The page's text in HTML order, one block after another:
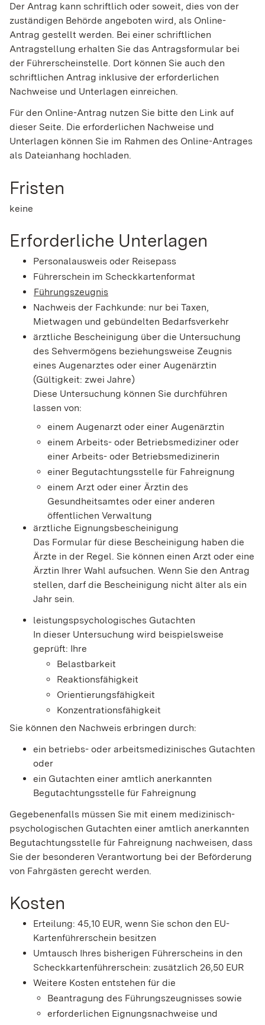
Der Antrag kann schriftlich oder soweit, dies von der
zuständigen Behörde angeboten wird, als Online-
Antrag gestellt werden. Bei einer schriftlichen
Antragstellung erhalten Sie das Antragsformular bei
der Führerscheinstelle. Dort können Sie auch den
schriftlichen Antrag inklusive der erforderlichen
Nachweise und Unterlagen einreichen.
Für den Online-Antrag nutzen Sie bitte den Link auf
dieser Seite. Die erforderlichen Nachweise und
Unterlagen können Sie im Rahmen des Online-Antrages
als Dateianhang hochladen.
Fristen
keine
Erforderliche Unterlagen
Personalausweis oder Reisepass
Führerschein im Scheckkartenformat
Führungszeugnis
Nachweis der Fachkunde: nur bei Taxen,
Mietwagen und gebündelten Bedarfsverkehr
ärztliche Bescheinigung über die Untersuchung
des Sehvermögens beziehungsweise Zeugnis
eines Augenarztes oder einer Augenärztin
(Gültigkeit: zwei Jahre)
Diese Untersuchung können Sie durchführen
lassen von:
einem Augenarzt oder einer Augenärztin
einem Arbeits- oder Betriebsmediziner oder
einer Arbeits- oder Betriebsmedizinerin
einer Begutachtungsstelle für Fahreignung
einem Arzt oder einer Ärztin des
Gesundheitsamtes oder einer anderen
öffentlichen Verwaltung
ärztliche Eignungsbescheinigung
Das Formular für diese Bescheinigung haben die
Ärzte in der Regel. Sie können einen Arzt oder eine
Ärztin Ihrer Wahl aufsuchen. Wenn Sie den Antrag
stellen, darf die Bescheinigung nicht älter als ein
Jahr sein.
leistungspsychologisches Gutachten
In dieser Untersuchung wird beispielsweise
geprüft: Ihre
Belastbarkeit
Reaktionsfähigkeit
Orientierungsfähigkeit
Konzentrationsfähigkeit
Sie können den Nachweis erbringen durch:
ein betriebs- oder arbeitsmedizinisches Gutachten
oder
ein Gutachten einer amtlich anerkannten
Begutachtungsstelle für Fahreignung
Gegebenenfalls müssen Sie mit einem medizinisch-
psychologischen Gutachten einer amtlich anerkannten
Begutachtungsstelle für Fahreignung nachweisen, dass
Sie der besonderen Verantwortung bei der Beförderung
von Fahrgästen gerecht werden.
Kosten
Erteilung: 45,10 EUR, wenn Sie schon den EU-
Kartenführerschein besitzen
Umtausch Ihres bisherigen Führerscheins in den
Scheckkartenführerschein: zusätzlich 26,50 EUR
Weitere Kosten entstehen für die
Beantragung des Führungszeugnisses sowie
erforderlichen Eignungsnachweise und